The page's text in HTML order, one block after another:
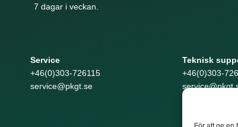
7 dagar i veckan.
Service
+46(0)303-726115
service@pkgt.se
Teknisk
+46(0)303-